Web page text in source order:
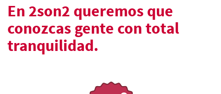
En 2son2 queremos que
conozcas gente con total
tranquilidad.